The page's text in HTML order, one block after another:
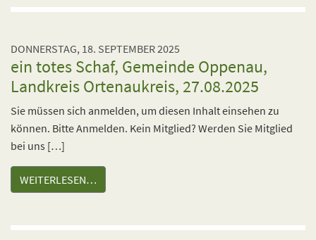
DONNERSTAG, 18. SEPTEMBER 2025
ein totes Schaf, Gemeinde Oppenau,
Landkreis Ortenaukreis, 27.08.2025
Sie müssen sich anmelden, um diesen Inhalt einsehen zu
können. Bitte Anmelden. Kein Mitglied? Werden Sie Mitglied
bei uns […]
WEITERLESEN…